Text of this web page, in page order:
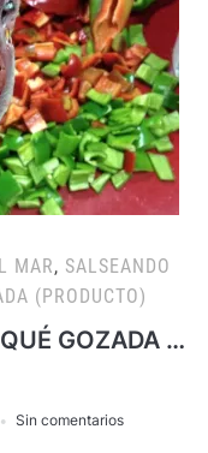
MAR, SALSEANDO
(PRODUCTO)
GOZADA …
Sin comentarios